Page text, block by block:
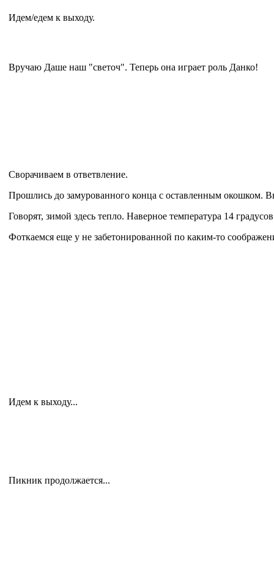
Идем/едем к выходу.
Вручаю Даше наш "светоч". Теперь она играет роль Данко!
Сворачиваем в ответвление.
Прошлись до замурованного конца с оставленным окошком.
Говорят, зимой здесь тепло. Наверное температура 14
Фоткаемся еще у не забетонированной по каким-то
Идем к выходу...
Пикник продолжается...